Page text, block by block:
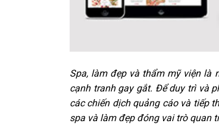
Spa, làm đẹp và thẩm mỹ viện là
cạnh tranh gay gắt. Để duy trì và
các chiến dịch quảng cáo và tiếp
spa và làm đẹp đóng vai trò quan